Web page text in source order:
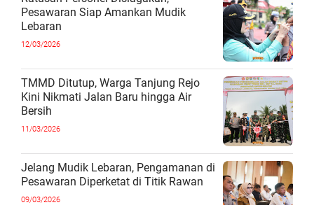
Pesawaran Siap Amankan Mudik
Lebaran
12/03/2026
TMMD Ditutup, Warga Tanjung Rejo
Kini Nikmati Jalan Baru hingga Air
Bersih
11/03/2026
Jelang Mudik Lebaran, Pengamanan di
Pesawaran Diperketat di Titik Rawan
09/03/2026